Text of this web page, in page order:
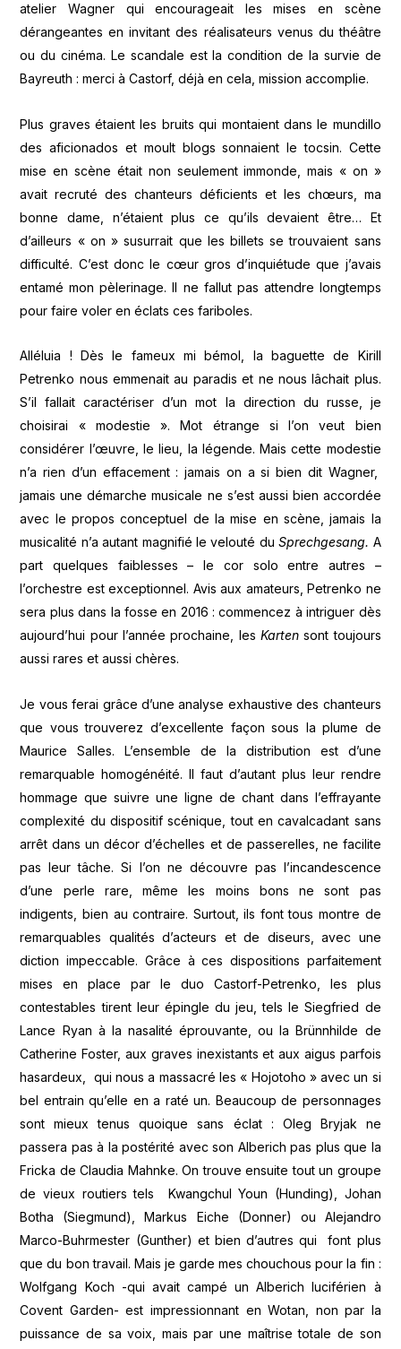
atelier Wagner qui encourageait les mises en scène
dérangeantes en invitant des réalisateurs venus du théâtre
ou du cinéma. Le scandale est la condition de la survie de
Bayreuth : merci à Castorf, déjà en cela, mission accomplie.
Plus graves étaient les bruits qui montaient dans le mundillo
des aficionados et moult blogs sonnaient le tocsin. Cette
mise en scène était non seulement immonde, mais « on »
avait recruté des chanteurs déficients et les chœurs, ma
bonne dame, n’étaient plus ce qu’ils devaient être… Et
d’ailleurs « on » susurrait que les billets se trouvaient sans
difficulté. C’est donc le cœur gros d’inquiétude que j’avais
entamé mon pèlerinage. Il ne fallut pas attendre longtemps
pour faire voler en éclats ces fariboles.
Alléluia ! Dès le fameux mi bémol, la baguette de Kirill
Petrenko nous emmenait au paradis et ne nous lâchait plus.
S’il fallait caractériser d’un mot la direction du russe, je
choisirai « modestie ». Mot étrange si l’on veut bien
considérer l’œuvre, le lieu, la légende. Mais cette modestie
n’a rien d’un effacement : jamais on a si bien dit Wagner,
jamais une démarche musicale ne s’est aussi bien accordée
avec le propos conceptuel de la mise en scène, jamais la
musicalité n’a autant magnifié le velouté duSprechgesang. A
part quelques faiblesses – le cor solo entre autres –
l’orchestre est exceptionnel. Avis aux amateurs, Petrenko ne
sera plus dans la fosse en 2016 : commencez à intriguer dès
aujourd’hui pour l’année prochaine, les Kartensont toujours
aussi rares et aussi chères.
Je vous ferai grâce d’une analyse exhaustive des chanteurs
que vous trouverez d’excellente façon sous la plume de
Maurice Salles. L’ensemble de la distribution est d’une
remarquable homogénéité. Il faut d’autant plus leur rendre
hommage que suivre une ligne de chant dans l’effrayante
complexité du dispositif scénique, tout en cavalcadant sans
arrêt dans un décor d’échelles et de passerelles, ne facilite
pas leur tâche. Si l’on ne découvre pas l’incandescence
d’une perle rare, même les moins bons ne sont pas
indigents, bien au contraire. Surtout, ils font tous montre de
remarquables qualités d’acteurs et de diseurs, avec une
diction impeccable. Grâce à ces dispositions parfaitement
mises en place par le duo Castorf-Petrenko, les plus
contestables tirent leur épingle du jeu, tels le Siegfried de
Lance Ryan à la nasalité éprouvante, ou la Brünnhilde de
Catherine Foster, aux graves inexistants et aux aigus parfois
hasardeux, qui nous a massacré les « Hojotoho » avec un si
bel entrain qu’elle en a raté un. Beaucoup de personnages
sont mieux tenus quoique sans éclat : Oleg Bryjak ne
passera pas à la postérité avec son Alberich pas plus que la
Fricka de Claudia Mahnke. On trouve ensuite tout un groupe
de vieux routiers tels Kwangchul Youn (Hunding), Johan
Botha (Siegmund), Markus Eiche (Donner) ou Alejandro
Marco-Buhrmester (Gunther) et bien d’autres qui font plus
que du bon travail. Mais je garde mes chouchous pour la fin :
Wolfgang Koch -qui avait campé un Alberich luciférien à
Covent Garden- est impressionnant en Wotan, non par la
puissance de sa voix, mais par une maîtrise totale de son